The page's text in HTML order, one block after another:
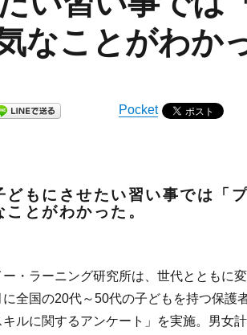
なことがわか
Pocket
どもにさせたい習い事では「
ことがわかった。
ー・ラーニング研究所は、世代とともに
に全国の20代～50代の子どもを持つ保護
キルに関するアンケート」を実施。男女